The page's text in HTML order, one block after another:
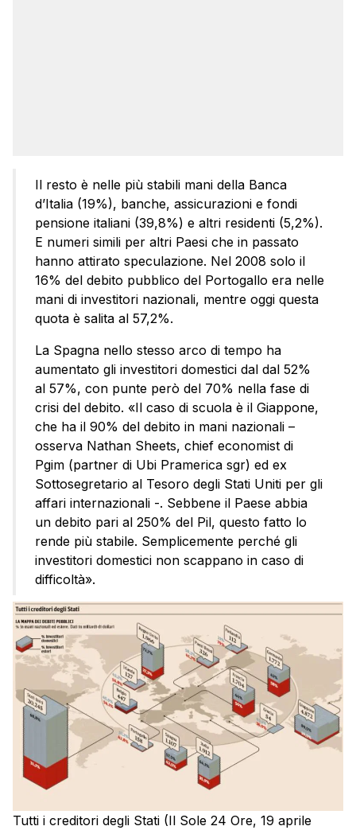
Il resto è nelle più stabili mani della Banca
d’Italia (19%), banche, assicurazioni e fondi
pensione italiani (39,8%) e altri residenti (5,2%).
E numeri simili per altri Paesi che in passato
hanno attirato speculazione. Nel 2008 solo il
16% del debito pubblico del Portogallo era nelle
mani di investitori nazionali, mentre oggi questa
quota è salita al 57,2%.
La Spagna nello stesso arco di tempo ha
aumentato gli investitori domestici dal dal 52%
al 57%, con punte però del 70% nella fase di
crisi del debito. «Il caso di scuola è il Giappone,
che ha il 90% del debito in mani nazionali –
osserva Nathan Sheets, chief economist di
Pgim (partner di Ubi Pramerica sgr) ed ex
Sottosegretario al Tesoro degli Stati Uniti per gli
affari internazionali -. Sebbene il Paese abbia
un debito pari al 250% del Pil, questo fatto lo
rende più stabile. Semplicemente perché gli
investitori domestici non scappano in caso di
difficoltà».
Tutti i creditori degli Stati (Il Sole 24 Ore, 19 aprile